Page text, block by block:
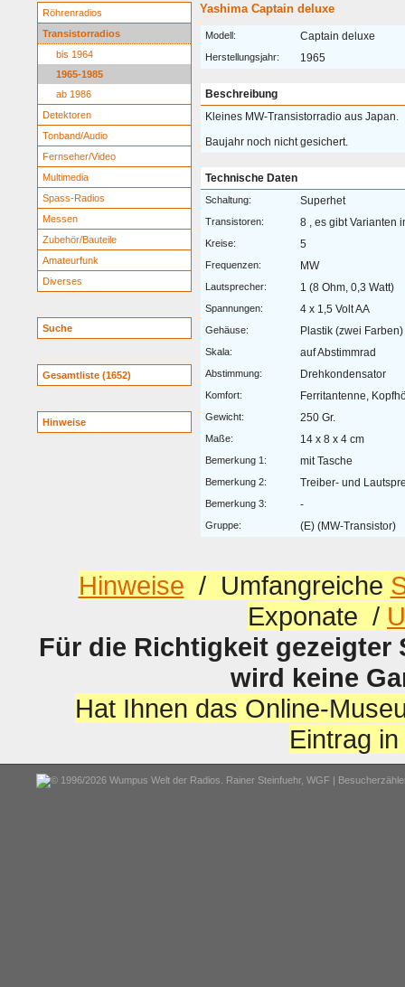
Röhrenradios
Transistorradios
bis 1964
1965-1985
ab 1986
Detektoren
Tonband/Audio
Fernseher/Video
Multimedia
Spass-Radios
Messen
Zubehör/Bauteile
Amateurfunk
Diverses
Suche
Gesamtliste (1652)
Hinweise
Yashima Captain deluxe
Modell: Captain deluxe
Herstellungsjahr: 1965
Beschreibung
Kleines MW-Transistorradio aus Japan.
Baujahr noch nicht gesichert.
Technische Daten
Schaltung: Superhet
Transistoren: 8 , es gibt Varianten
Kreise: 5
Frequenzen: MW
Lautsprecher: 1 (8 Ohm, 0,3 Watt)
Spannungen: 4 x 1,5 Volt AA
Gehäuse: Plastik (zwei Farben)
Skala: auf Abstimmrad
Abstimmung: Drehkondensator
Komfort: Ferritantenne,
Gewicht: 250 Gr.
Maße: 14 x 8 x 4 cm
Bemerkung 1: mit Tasche
Bemerkung 2: Treiber- und
Bemerkung 3: -
Gruppe: (E) (MW-Transistor)
Hinweise / Umfangreiche
Exponate /
Für die Richtigkeit
wird keine
Hat Ihnen das Online-
Eintrag
© 1996/2026 Wumpus Welt der Radios. Rainer Steinfuehr, WGF |